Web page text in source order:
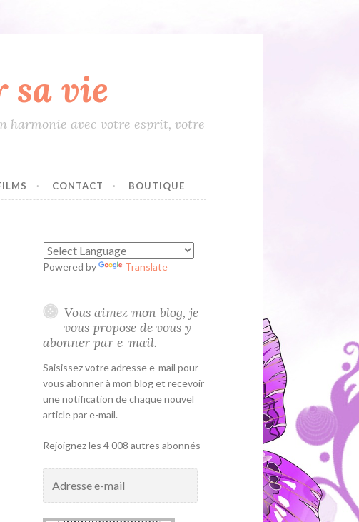
sa vie
harmonie avec votre esprit, votre
CONTACT BOUTIQUE
Powered by Translate
Vous aimez mon blog, je
vous propose de vous y
abonner par e-mail.
Saisissez votre adresse e-mail pour
vous abonner à mon blog et recevoir
une notification de chaque nouvel
article par e-mail.
Rejoignez les 4 008 autres abonnés
mail